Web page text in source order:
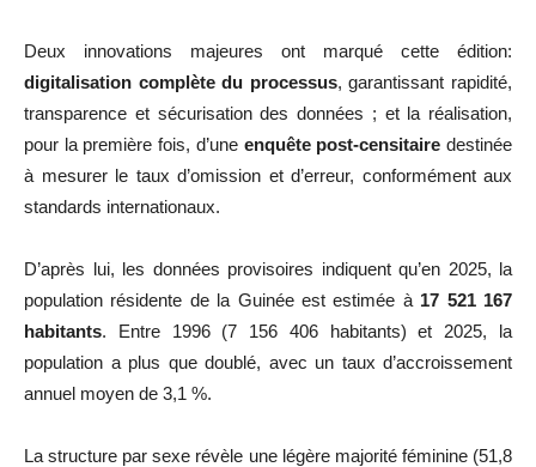
Deux innovations majeures ont marqué cette édition:
digitalisation complète du processus, garantissant rapidité,
transparence et sécurisation des données ; et la réalisation,
pour la première fois, d’une enquête post-censitaire destinée
à mesurer le taux d’omission et d’erreur, conformément aux
standards internationaux.
D’après lui, les données provisoires indiquent qu’en 2025, la
population résidente de la Guinée est estimée à 17 521 167
habitants. Entre 1996 (7 156 406 habitants) et 2025, la
population a plus que doublé, avec un taux d’accroissement
annuel moyen de 3,1 %.
La structure par sexe révèle une légère majorité féminine (51,8